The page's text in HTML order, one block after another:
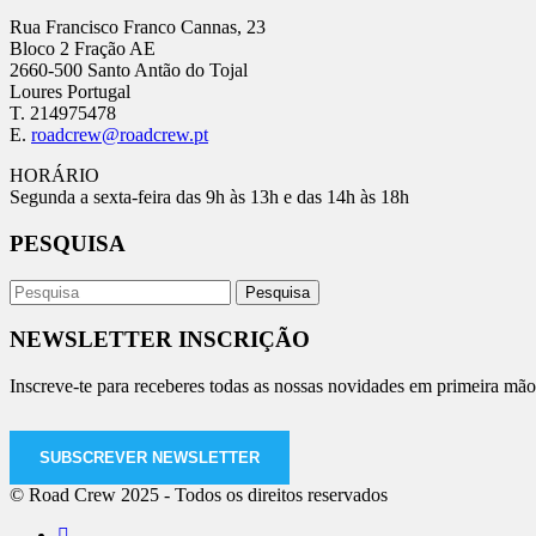
Rua Francisco Franco Cannas, 23
Bloco 2 Fração AE
2660-500 Santo Antão do Tojal
Loures Portugal
T. 214975478
E. roadcrew@roadcrew.pt
HORÁRIO
Segunda a sexta-feira das 9h às 13h e das 14h às 18h
PESQUISA
NEWSLETTER INSCRIÇÃO
Inscreve-te para receberes todas as nossas novidades em primeira
SUBSCREVER NEWSLETTER
© Road Crew 2025 - Todos os direitos reservados